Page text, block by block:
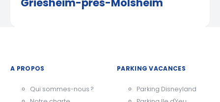
A PROPOS
Qui sommes-nous ?
PARKING VACANCES
Parking Disneyland